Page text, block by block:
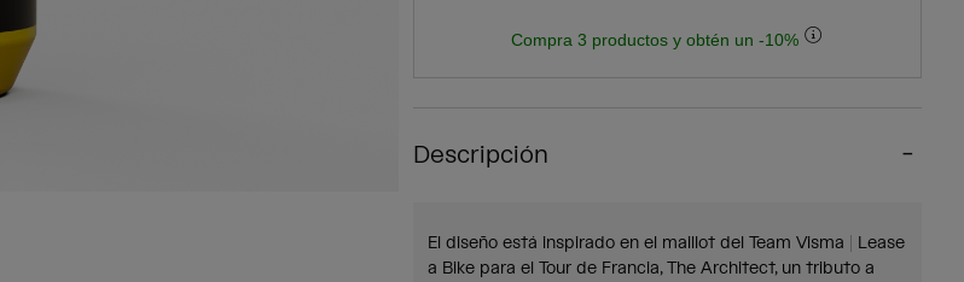
Compra 3 productos y obtén un -10%
Descripción
El diseño está inspirado en el maillot del Team Visma | Lease
a Bike para el Tour de Francia, The Architect, un tributo a